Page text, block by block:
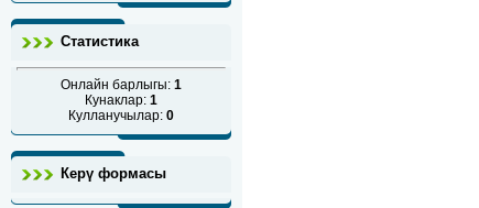
Статистика
Онлайн барлыгы: 1
Кунаклар: 1
Кулланучылар: 0
Керү формасы